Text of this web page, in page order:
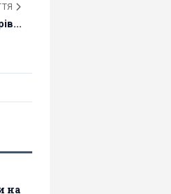
на